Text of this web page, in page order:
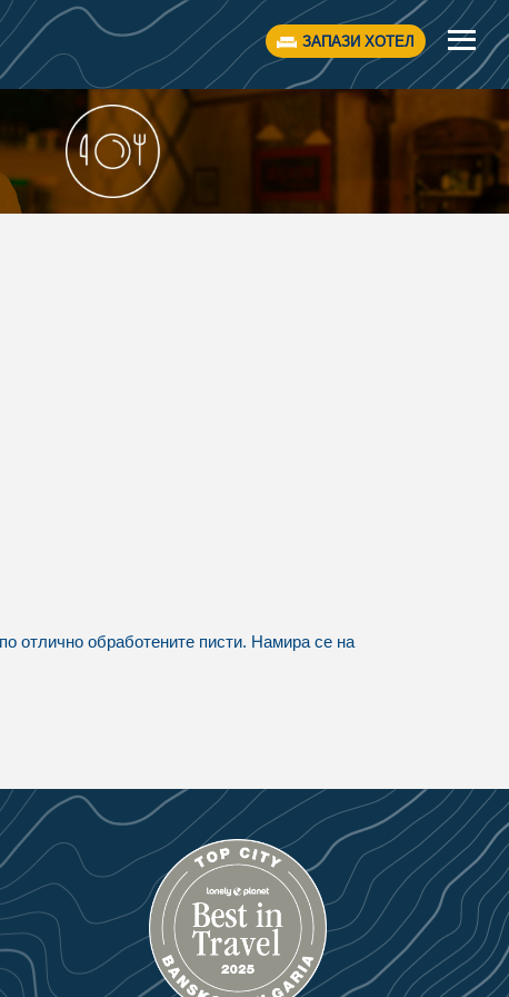
ЗАПАЗИ ХОТЕЛ
отлично обработените писти. Намира се на